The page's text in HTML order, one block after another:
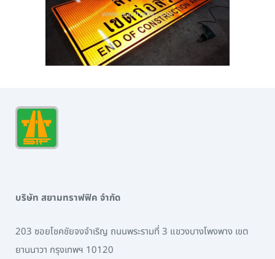
บริษัท สยามทราฟฟิค จำกัด
203 ซอยโชคชัยจงจำเริญ ถนนพระรามที่ 3 แขวงบางโพงพาง เขต
ยานนาวา กรุงเทพฯ 10120